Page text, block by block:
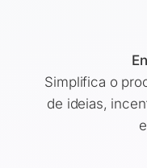
Simplifica o
de ideias,